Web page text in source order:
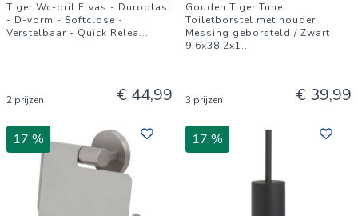
Tiger Wc-bril Elvas - Duroplast
- D-vorm - Softclose -
Verstelbaar - Quick Relea...
2 prijzen € 44,99
Gouden Tiger Tune
Toiletborstel met houder
Messing geborsteld / Zwart
9.6x38.2x1...
3 prijzen € 39,99
17 % 17 %